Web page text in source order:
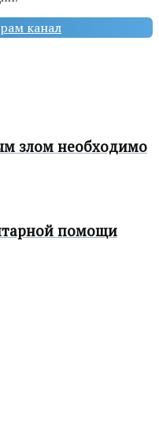
канал
злом необходимо
помощи